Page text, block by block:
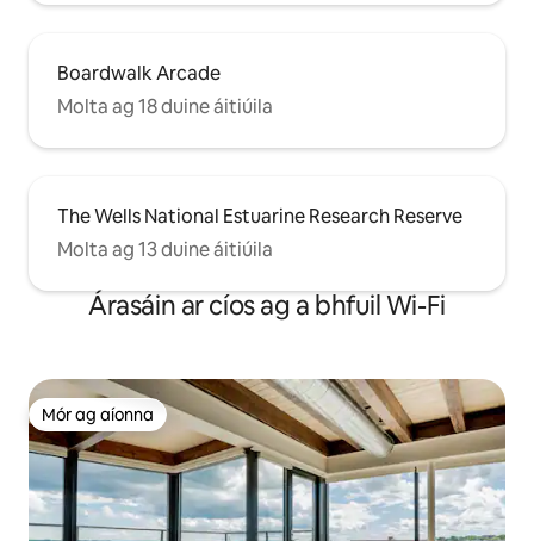
Boardwalk Arcade
Molta ag 18 duine áitiúila
The Wells National Estuarine Research Reserve
Molta ag 13 duine áitiúila
Árasáin ar cíos ag a bhfuil Wi-Fi
Mór ag aíonna
Mór ag aíonna